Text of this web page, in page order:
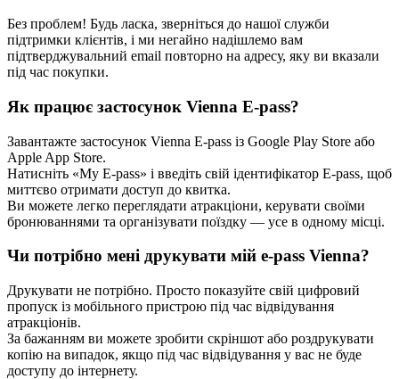
Без проблем! Будь ласка, зверніться до нашої служби
підтримки клієнтів, і ми негайно надішлемо вам
підтверджувальний email повторно на адресу, яку ви вказали
під час покупки.
Як працює застосунок Vienna E-pass?
Завантажте застосунок Vienna E-pass із Google Play Store або
Apple App Store.
Натисніть «My E-pass» і введіть свій ідентифікатор E-pass, щоб
миттєво отримати доступ до квитка.
Ви можете легко переглядати атракціони, керувати своїми
бронюваннями та організувати поїздку — усе в одному місці.
Чи потрібно мені друкувати мій e-pass Vienna?
Друкувати не потрібно. Просто показуйте свій цифровий
пропуск із мобільного пристрою під час відвідування
атракціонів.
За бажанням ви можете зробити скріншот або роздрукувати
копію на випадок, якщо під час відвідування у вас не буде
доступу до інтернету.